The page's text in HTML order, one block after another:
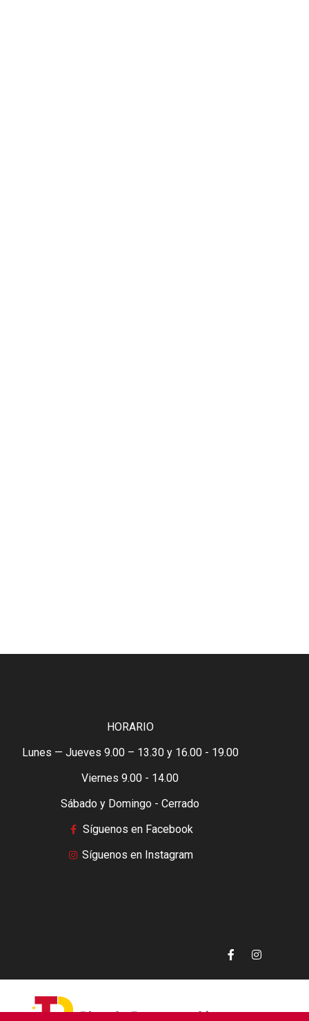
HORARIO
Lunes — Jueves 9.00 – 13.30 y 16.00 - 19.00
Viernes 9.00 - 14.00
Sábado y Domingo - Cerrado
Síguenos en Facebook
Síguenos en Instagram